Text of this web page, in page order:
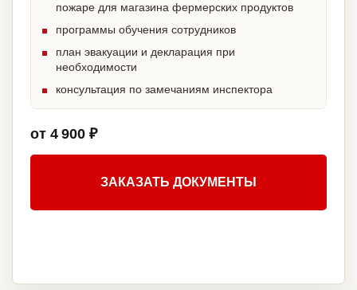
пожаре для магазина фермерских продуктов
программы обучения сотрудников
план эвакуации и декларация при
необходимости
консультация по замечаниям инспектора
от 4 900 ₽
ЗАКАЗАТЬ ДОКУМЕНТЫ